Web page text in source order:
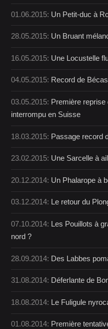
01.06.2015: Un Petit-duc à
28.05.2015: Un Bruant
16.05.2015: Une Locustelle
04.05.2015: Record de
03.05.2015: Première
interrompu en Suisse
18.03.2015: Passage record
23.02.2015: Une Sarcelle à
20.12.2014: Un Phalarope à
03.12.2014: Le retour du
07.10.2014: Les Pouillots à
nord ?
28.09.2014: Des Labbes
31.08.2014: Déferlante de
18.08.2014: Le Fuligule
01.08.2014: Première